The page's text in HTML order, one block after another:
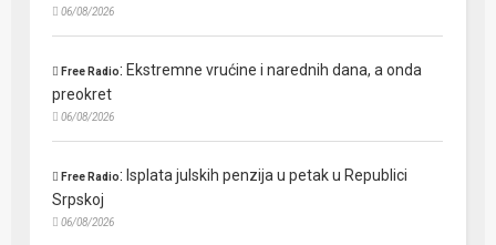
06/08/2026
Free Radio: Ekstremne vrućine i narednih dana, a onda
preokret
06/08/2026
Free Radio: Isplata julskih penzija u petak u Republici
Srpskoj
06/08/2026